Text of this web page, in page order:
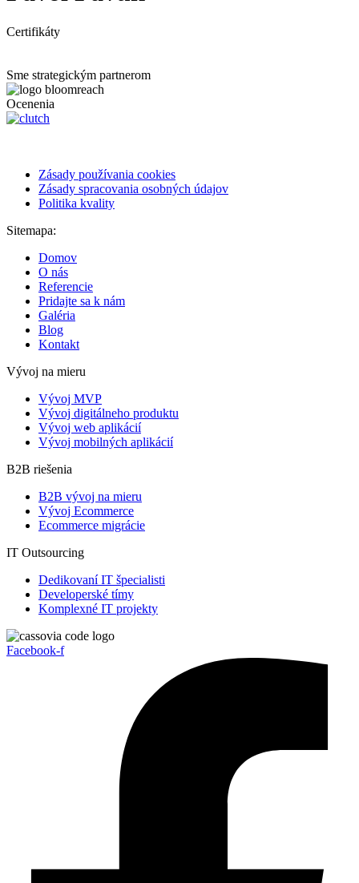
Certifikáty
Sme strategickým partnerom
Ocenenia
Zásady používania cookies
Zásady spracovania osobných údajov
Politika kvality
Sitemapa:
Domov
O nás
Referencie
Pridajte sa k nám
Galéria
Blog
Kontakt
Vývoj na mieru
Vývoj MVP
Vývoj digitálneho produktu
Vývoj web aplikácií
Vývoj mobilných aplikácií
B2B riešenia
B2B vývoj na mieru
Vývoj Ecommerce
Ecommerce migrácie
IT Outsourcing
Dedikovaní IT špecialisti
Developerské tímy
Komplexné IT projekty
Facebook-f